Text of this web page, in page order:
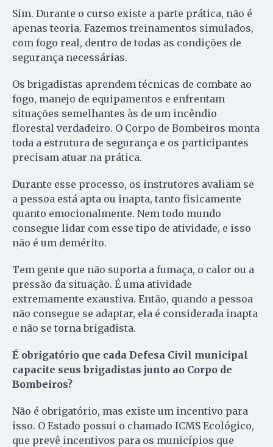
Sim. Durante o curso existe a parte prática, não é
apenas teoria. Fazemos treinamentos simulados,
com fogo real, dentro de todas as condições de
segurança necessárias.
Os brigadistas aprendem técnicas de combate ao
fogo, manejo de equipamentos e enfrentam
situações semelhantes às de um incêndio
florestal verdadeiro. O Corpo de Bombeiros monta
toda a estrutura de segurança e os participantes
precisam atuar na prática.
Durante esse processo, os instrutores avaliam se
a pessoa está apta ou inapta, tanto fisicamente
quanto emocionalmente. Nem todo mundo
consegue lidar com esse tipo de atividade, e isso
não é um demérito.
Tem gente que não suporta a fumaça, o calor ou a
pressão da situação. É uma atividade
extremamente exaustiva. Então, quando a pessoa
não consegue se adaptar, ela é considerada inapta
e não se torna brigadista.
É obrigatório que cada Defesa Civil municipal
capacite seus brigadistas junto ao Corpo de
Bombeiros?
Não é obrigatório, mas existe um incentivo para
isso. O Estado possui o chamado ICMS Ecológico,
que prevê incentivos para os municípios que